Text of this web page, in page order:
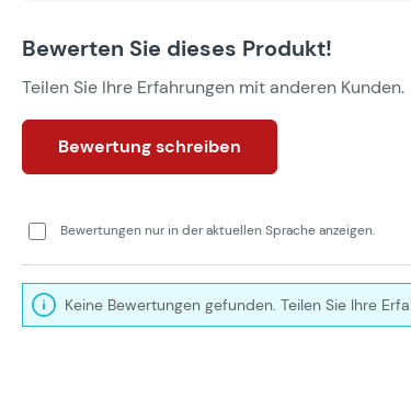
Bewerten Sie dieses Produkt!
Teilen Sie Ihre Erfahrungen mit anderen Kunden.
Bewertung schreiben
Bewertungen nur in der aktuellen Sprache anzeigen.
Keine Bewertungen gefunden. Teilen Sie Ihre